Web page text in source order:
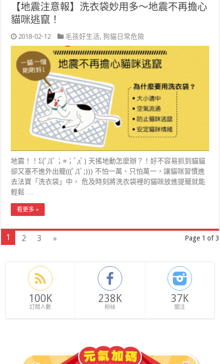
【地震注意報】洗衣袋妙用多～地震不再擔心
貓咪逃竄！
2018-02-12 毛孩好生活,狗貓日常危險
地震！！Σ(ﾟДﾟ；≡；ﾟдﾟ) 天搖地動怎麼辦？！好不容易抓到貓貓
卻又塞不進外出籠(((ﾟДﾟ;))) 不怕一萬、只怕萬一，讓貓咪習慣進
去法寶「洗衣袋」中， 危及時刻將洗衣袋裡的貓咪放進提籠就能
輕鬆 …
看更多 »
Page 1 of 3
1 2 3 »
100K
訂閱人數
238K
粉絲
37K
關注